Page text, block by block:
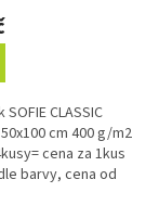
CLASSIC
cm 400 g/m2
cena za 1kus
barvy, cena od